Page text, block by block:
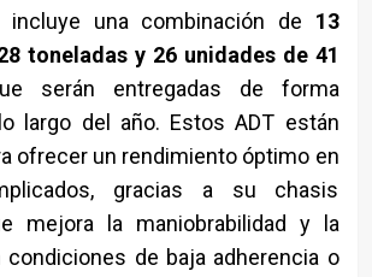
incluye una combinación de 13
toneladas y 26 unidades de 41
serán entregadas de forma
largo del año. Estos ADT están
ofrecer un rendimiento óptimo en
gracias a su chasis
mejora la maniobrabilidad y la
condiciones de baja adherencia o